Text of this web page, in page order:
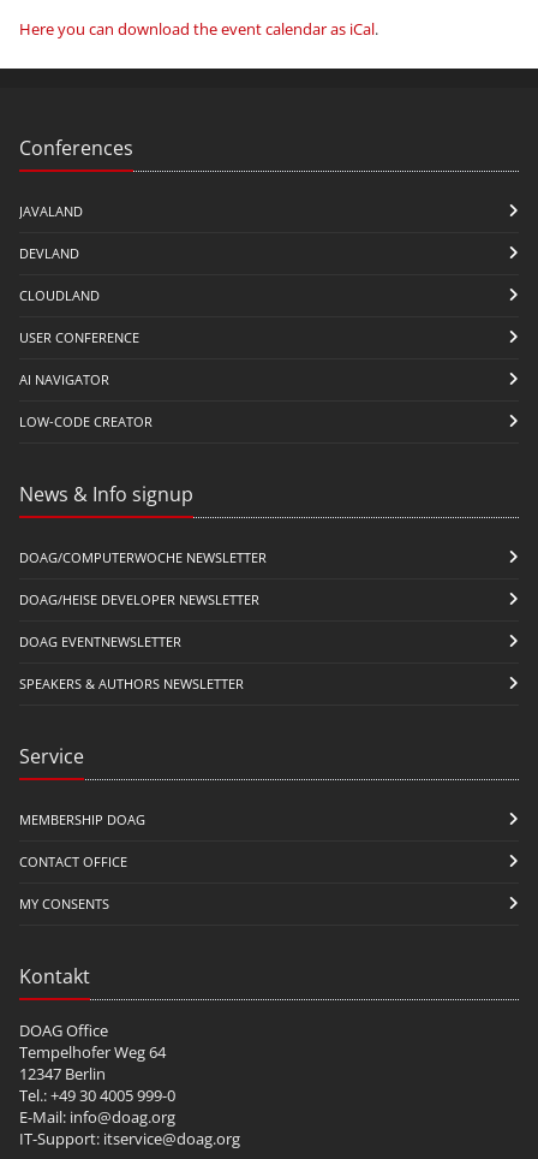
Here you can download the event calendar as iCal.
Conferences
JAVALAND
DEVLAND
CLOUDLAND
USER CONFERENCE
AI NAVIGATOR
LOW-CODE CREATOR
News & Info signup
DOAG/COMPUTERWOCHE NEWSLETTER
DOAG/HEISE DEVELOPER NEWSLETTER
DOAG EVENTNEWSLETTER
SPEAKERS & AUTHORS NEWSLETTER
Service
MEMBERSHIP DOAG
CONTACT OFFICE
MY CONSENTS
Kontakt
DOAG Office
Tempelhofer Weg 64
12347 Berlin
Tel.: +49 30 4005 999-0
E-Mail: info@doag.org
IT-Support: itservice@doag.org